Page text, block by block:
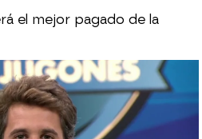
el mejor pagado de la